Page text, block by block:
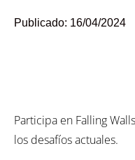
Publicado: 16/04/2024
Participa en Falling
los desafíos actuales.